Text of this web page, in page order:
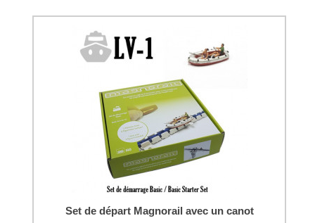
Set de départ Magnorail avec un canot